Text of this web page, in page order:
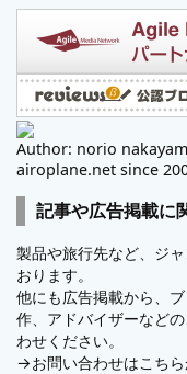
Author: norio
airoplane.net since
記事や広告掲載に
製品や旅行先など、ジ
おります。
他にも広告掲載から、
作、アドバイザーなど
わせください。
→お問い合わせはこちら